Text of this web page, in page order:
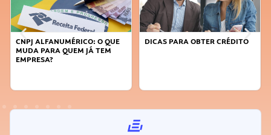
DICAS PARA OBTER CRÉDITO
FAÇA A DIFERENÇA: SEJA